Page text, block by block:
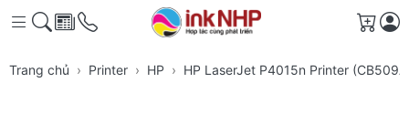
Giỏ
Trang chủ Printer HP HP LaserJet P4015n Printer